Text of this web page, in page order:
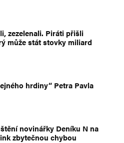
zezelenali. Piráti přišli
může stát stovky miliard
hrdiny“ Petra Pavla
novinářky Deníku N na
zbytečnou chybou